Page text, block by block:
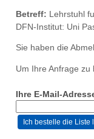
Betreff: Lehrstuhl
DFN-Institut: Uni
Sie haben die
Um Ihre Anfrage zu
Ihre E-Mail-